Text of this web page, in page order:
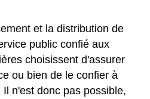
et la distribution de
public confié aux
choisissent d'assurer
ou bien de le confier à
n'est donc pas possible,